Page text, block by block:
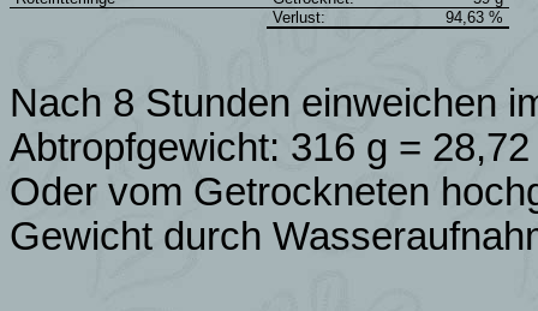
Verlust:
94,63 %
Nach 8 Stunden einweichen
Abtropfgewicht: 316 g =
Oder vom Getrockneten
Gewicht durch